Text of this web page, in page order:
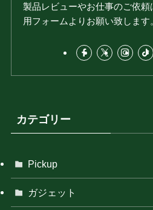
製品レビューやお仕事のご依
用フォームよりお願い致します
カテゴリー
Pickup
ガジェット